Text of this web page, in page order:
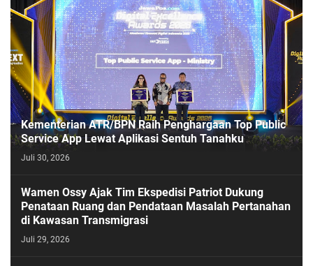
Kementerian ATR/BPN Raih Penghargaan Top Public
Service App Lewat Aplikasi Sentuh Tanahku
Juli 30, 2026
Wamen Ossy Ajak Tim Ekspedisi Patriot Dukung
Penataan Ruang dan Pendataan Masalah Pertanahan
di Kawasan Transmigrasi
Juli 29, 2026